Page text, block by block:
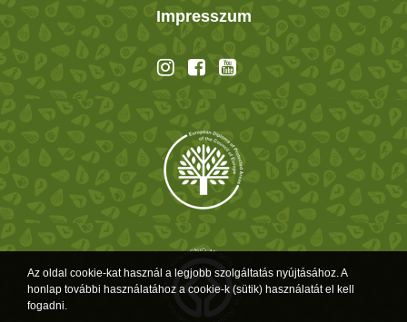
Impresszum
Az oldal cookie-kat használ a legjobb szolgáltatás nyújtásához. A
honlap további használatához a cookie-k (sütik) használatát el kell
fogadni.